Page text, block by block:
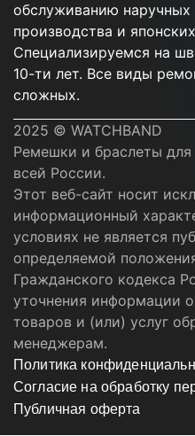
обслуживанию наручных
производства и
Специализируемся на
10-ти лет. Все виды
сложных.
2025 © WATCHBAND
Ремешки и браслеты для
всей России.
Этот веб-сайт носит
информационный
условиях не является
определяемой
Гражданского кодекса
уточнения информации
товаров и (или) услуг
менеджерам.
Политика
Согласие на обработку
Публичная оферта